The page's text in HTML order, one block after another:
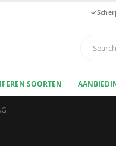
SOORTEN